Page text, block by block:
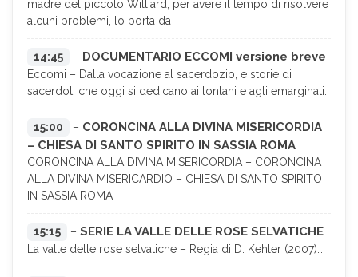
madre del piccolo Williard, per avere il tempo di risolvere
alcuni problemi, lo porta da
14:45 – DOCUMENTARIO ECCOMI versione breve
Eccomi – Dalla vocazione al sacerdozio, e storie di
sacerdoti che oggi si dedicano ai lontani e agli emarginati.
15:00 – CORONCINA ALLA DIVINA MISERICORDIA
– CHIESA DI SANTO SPIRITO IN SASSIA ROMA
CORONCINA ALLA DIVINA MISERICORDIA – CORONCINA
ALLA DIVINA MISERICARDIO – CHIESA DI SANTO SPIRITO
IN SASSIA ROMA
15:15 – SERIE LA VALLE DELLE ROSE SELVATICHE
La valle delle rose selvatiche – Regia di D. Kehler (2007)…